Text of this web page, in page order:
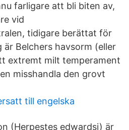
farligare att bli biten av,
vid
tidigare berättat för
är Belchers havsorm (eller
extremt milt temperament
misshandla den grovt
till engelska
(Herpestes edwardsi) är